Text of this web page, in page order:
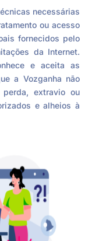
necessárias
ou acesso
fornecidos pelo
da Internet.
e aceita as
a Vozganha não
extravio ou
e alheios à